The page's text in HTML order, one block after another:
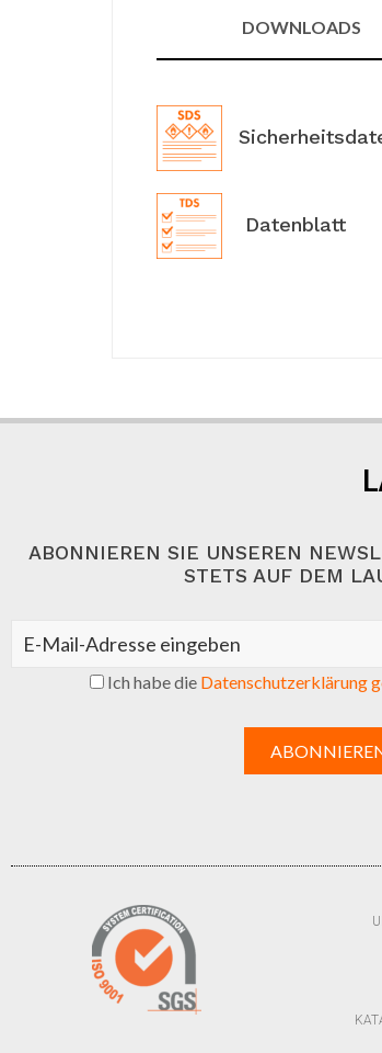
DOWNLOADS
Datenblatt
ABONNIEREN SIE UNSEREN
STETS AUF DEM
Ich habe die Datenschutzerklärung